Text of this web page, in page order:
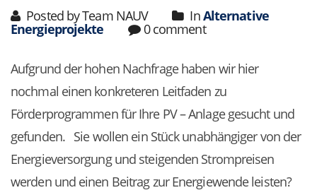
Posted by Team NAUV InAlternative
Energieprojekte 0 comment
Aufgrund der hohen Nachfrage haben wir hier
nochmal einen konkreteren Leitfaden zu
Förderprogrammen für Ihre PV – Anlage gesucht und
gefunden. Sie wollen ein Stück unabhängiger von der
Energie­versorgung und steigenden Strom­preisen
werden und einen Beitrag zur Energie­wende leisten?